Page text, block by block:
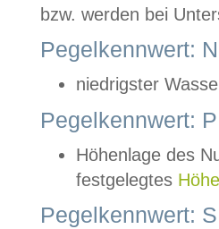
bzw. werden bei
Pegelkennwert:
niedrigster
Pegelkennwert:
Höhenlage des
festgelegtes
Pegelkennwert: